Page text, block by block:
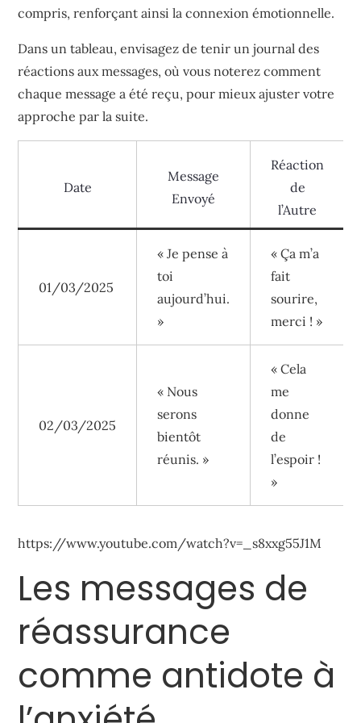
compris, renforçant ainsi la connexion émotionnelle.
Dans un tableau, envisagez de tenir un journal des
réactions aux messages, où vous noterez comment
chaque message a été reçu, pour mieux ajuster votre
approche par la suite.
Date
Message
Envoyé
Réaction
de
l’Autre
01/03/2025
« Je pense à
toi
aujourd’hui.
»
« Ça m’a
fait
sourire,
merci ! »
02/03/2025
« Nous
serons
bientôt
réunis. »
« Cela
me
donne
de
l’espoir !
»
https://www.youtube.com/watch?v=_s8xxg55J1M
Les messages de
réassurance
comme antidote à